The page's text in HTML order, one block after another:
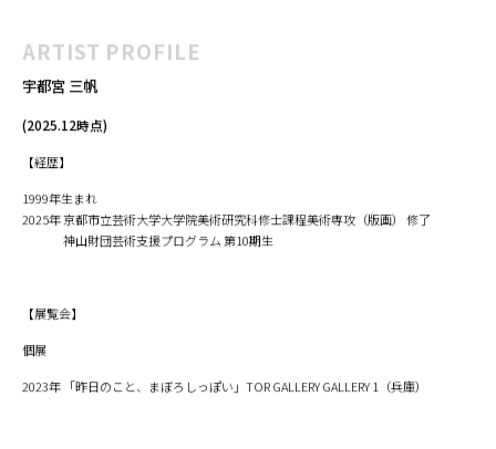
ARTIST PROFILE
宇都宮 三帆
(2025.12時点)
【経歴】
1999年生まれ
2025年 京都市立芸術大学大学院美術研究科修士課程美術専攻（版画） 修了
神山財団芸術支援プログラム 第10期生
【展覧会】
個展
2023年 「昨日のこと、まぼろしっぽい」TOR GALLERY GALLERY 1（兵庫）